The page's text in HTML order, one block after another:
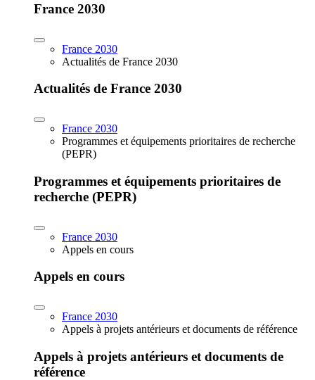
France 2030
France 2030
Actualités de France 2030
Actualités de France 2030
France 2030
Programmes et équipements prioritaires de recherche
(PEPR)
Programmes et équipements prioritaires de
recherche (PEPR)
France 2030
Appels en cours
Appels en cours
France 2030
Appels à projets antérieurs et documents de référence
Appels à projets antérieurs et documents de
référence